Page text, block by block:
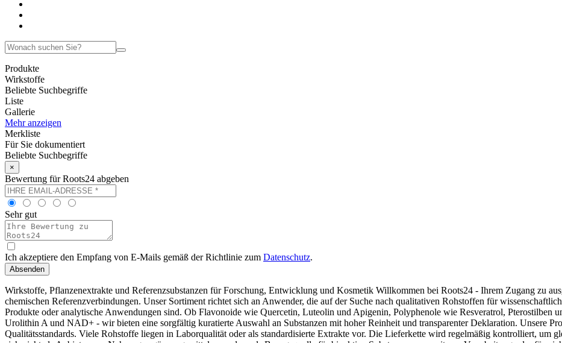
Produkte
Wirkstoffe
Beliebte Suchbegriffe
Liste
Gallerie
Mehr anzeigen
Merkliste
Für Sie dokumentiert
Beliebte Suchbegriffe
×
Bewertung für Roots24 abgeben
Sehr gut
Ich akzeptiere den Empfang von E-Mails gemäß der Richtlinie zum Datenschutz.
Absenden
Wirkstoffe, Pflanzenextrakte und Referenzsubstanzen für Forschung, Entwicklung und Kosmetik Willkommen bei Roots24 - Ihrem Zugang zu
chemischen Referenzverbindungen. Unser Sortiment richtet sich an Anwender, die auf der Suche nach qualitativen Rohstoffen für
Produkte oder analytische Anwendungen sind. Ob Flavonoide wie Quercetin, Luteolin und Apigenin, Polyphenole wie Resveratrol, Pterostilben
Urolithin A und NAD+ - wir bieten eine sorgfältig kuratierte Auswahl an Substanzen mit hoher Reinheit und transparenter Deklaration. Unsere
Qualitätsstandards. Viele Rohstoffe liegen in Laborqualität oder als standardisierte Extrakte vor. Die Lieferkette wird regelmäßig kontrolliert, um